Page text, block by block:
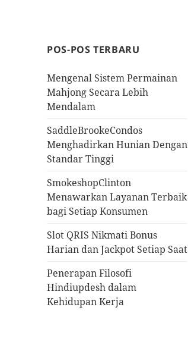
POS-POS TERBARU
Mengenal Sistem Permainan
Mahjong Secara Lebih
Mendalam
SaddleBrookeCondos
Menghadirkan Hunian Dengan
Standar Tinggi
SmokeshopClinton
Menawarkan Layanan Terbaik
bagi Setiap Konsumen
Slot QRIS Nikmati Bonus
Harian dan Jackpot Setiap Saat
Penerapan Filosofi
Hindiupdesh dalam
Kehidupan Kerja